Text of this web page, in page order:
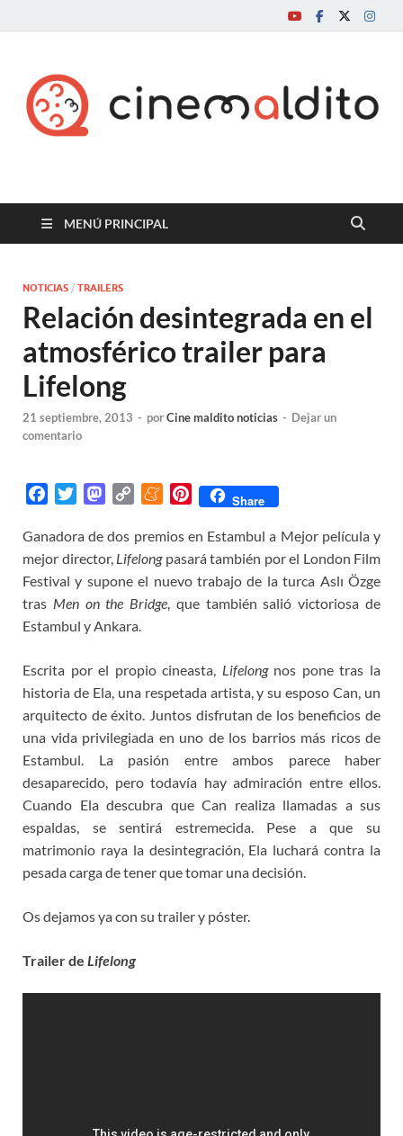
Cine maldito
MENÚ PRINCIPAL
NOTICIAS / TRAILERS
Relación desintegrada en el
atmosférico trailer para
Lifelong
21 septiembre, 2013 - porCine maldito noticias - Dejar un
comentario
c
e
b
o
o
i
t
t
e
r
M
s
t
o
d
o
p
y
L
i
n
M
n
e
a
m
P
n
t
e
r
t
Share
Ganadora de dos premios en Estambul a Mejor película y
mejor director, Lifelongpasará también por el London Film
Festival y supone el nuevo trabajo de la turca Aslı Özge
tras Men on the Bridge, que también salió victoriosa de
Estambul y Ankara.
Escrita por el propio cineasta, Lifelongnos pone tras la
historia de Ela, una respetada artista, y su esposo Can, un
arquitecto de éxito. Juntos disfrutan de los beneficios de
una vida privilegiada en uno de los barrios más ricos de
Estambul. La pasión entre ambos parece haber
desaparecido, pero todavía hay admiración entre ellos.
Cuando Ela descubra que Can realiza llamadas a sus
espaldas, se sentirá estremecida. Pese a que su
matrimonio raya la desintegración, Ela luchará contra la
pesada carga de tener que tomar una decisión.
Os dejamos ya con su trailer y póster.
Trailer de Lifelong